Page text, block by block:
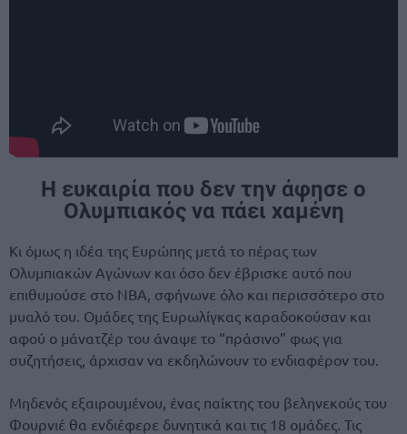
Η ευκαιρία που δεν την άφησε ο
Ολυμπιακός να πάει χαμένη
Κι όμως η ιδέα της Ευρώπης μετά το πέρας των
Ολυμπιακών Αγώνων και όσο δεν έβρισκε αυτό που
επιθυμούσε στο NBA, σφήνωνε όλο και περισσότερο στο
μυαλό του. Ομάδες της Ευρωλίγκας καραδοκούσαν και
αφού ο μάνατζέρ του άναψε το “πράσινο” φως για
συζητήσεις, άρχισαν να εκδηλώνουν το ενδιαφέρον του.
Μηδενός εξαιρουμένου, ένας παίκτης του βεληνεκούς του
Φουρνιέ θα ενδιέφερε δυνητικά και τις 18 ομάδες. Τις